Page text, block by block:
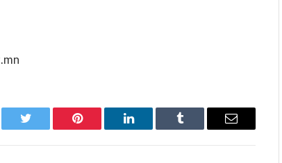
Twitter Pinterest LinkedIn Tumblr Имэйл